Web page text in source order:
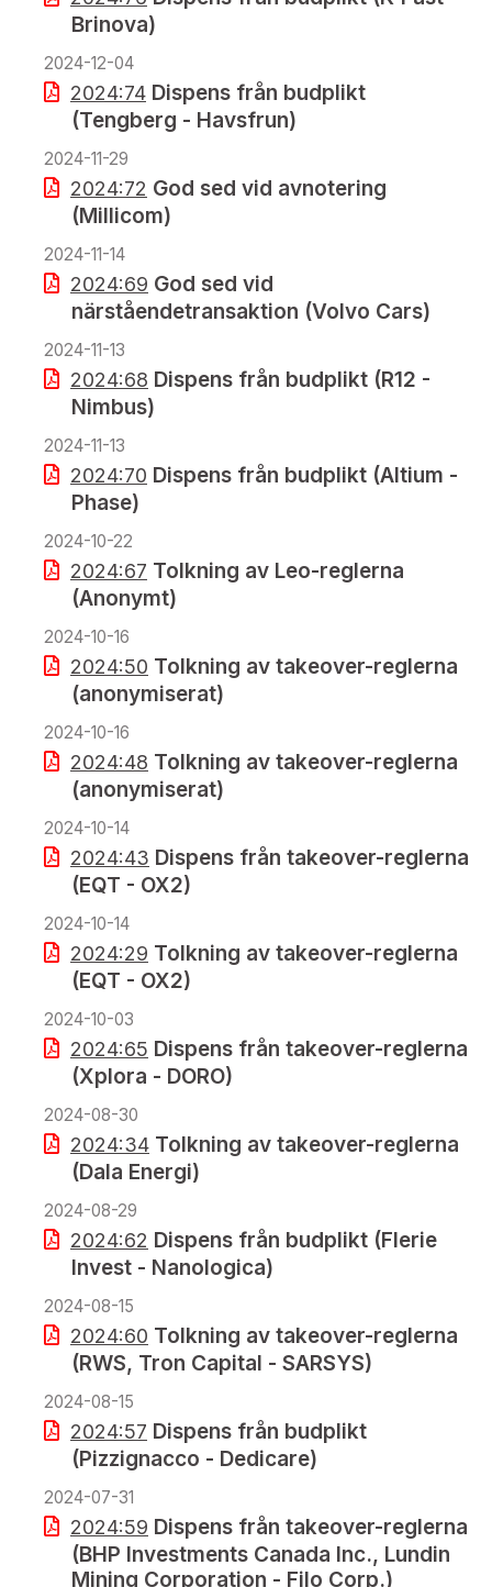
Brinova)
2024-12-04
2024:74 Dispens från budplikt
(Tengberg - Havsfrun)
2024-11-29
2024:72 God sed vid avnotering
(Millicom)
2024-11-14
2024:69 God sed vid
närståendetransaktion (Volvo Cars)
2024-11-13
2024:68 Dispens från budplikt (R12 -
Nimbus)
2024-11-13
2024:70 Dispens från budplikt (Altium -
Phase)
2024-10-22
2024:67 Tolkning av Leo-reglerna
(Anonymt)
2024-10-16
2024:50 Tolkning av takeover-reglerna
(anonymiserat)
2024-10-16
2024:48 Tolkning av takeover-reglerna
(anonymiserat)
2024-10-14
2024:43 Dispens från takeover-reglerna
(EQT - OX2)
2024-10-14
2024:29 Tolkning av takeover-reglerna
(EQT - OX2)
2024-10-03
2024:65 Dispens från takeover-reglerna
(Xplora - DORO)
2024-08-30
2024:34 Tolkning av takeover-reglerna
(Dala Energi)
2024-08-29
2024:62 Dispens från budplikt (Flerie
Invest - Nanologica)
2024-08-15
2024:60 Tolkning av takeover-reglerna
(RWS, Tron Capital - SARSYS)
2024-08-15
2024:57 Dispens från budplikt
(Pizzignacco - Dedicare)
2024-07-31
2024:59 Dispens från takeover-reglerna
(BHP Investments Canada Inc., Lundin
Mining Corporation - Filo Corp.)